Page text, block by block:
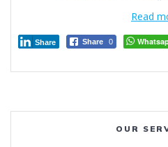
Read
Share 0
Share
OUR